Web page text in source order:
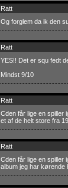
Ratt
Og forglem da ik den
Ratt
YES!! Det er squ fedt
Mindst 9/10
Ratt
Cden får lige en spiller
et af de helt store fra
Ratt
Cden får lige en spiller
album jeg har kørende